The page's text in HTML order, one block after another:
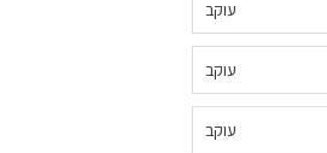
עוקב
עוקב
עוקב